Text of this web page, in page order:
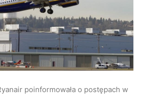
poinformowała o postępach w